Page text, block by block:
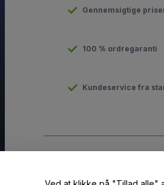
Gennemsigtige
100 % ordregaranti
Kundeservice fra